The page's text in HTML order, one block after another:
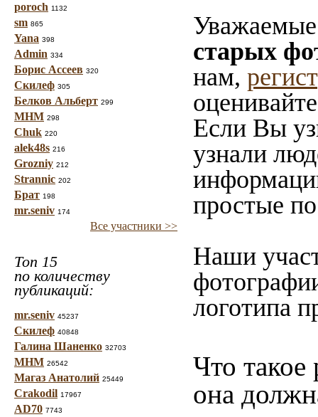
poroch 1132
sm 865
Yana 398
Admin 334
Борис Ассеев 320
Скилеф 305
Белков Альберт 299
МНМ 298
Chuk 220
alek48s 216
Grozniy 212
Strannic 202
Брат 198
mr.seniv 174
Все участники >>
Топ 15
по количеству
публикаций:
mr.seniv 45237
Скилеф 40848
Галина Шаненко 32703
МНМ 26542
Магаз Анатолий 25449
Crakodil 17967
AD70 7743
Уважаемые
старых
нам,
Если Вы
узнали
простые
Наши
логотипа
Что такое
она